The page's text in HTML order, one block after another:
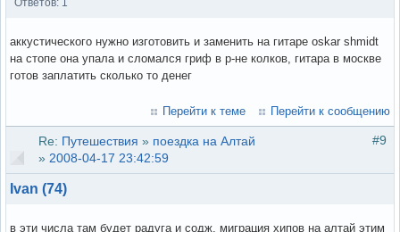
аккустического нужно изготовить и заменить на гитаре oskar shmidt
на стопе она упала и сломался гриф в р-не колков, гитара в москве
готов заплатить сколько то денег
Перейти к теме Перейти к сообщению
#9
Re: Путешествия » поездка на Алтай
» 2008-04-17 23:42:59
Ivan (74)
в эти числа там будет радуга и содж, миграция хипов на алтай этим